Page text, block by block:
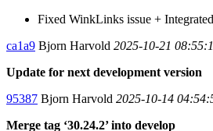
Fixed WinkLinks issue +
ca1a9 Bjorn Harvold 2025-10-21
Update for next development version
95387 Bjorn Harvold 2025-10-14
Merge tag ‘30.24.2’ into develop